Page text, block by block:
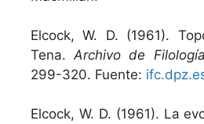
Elcock, W. D. (1961).
Tena.Archivo de
299-320. Fuente:
Elcock, W. D. (1961). La